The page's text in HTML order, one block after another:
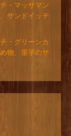
・マッサマン
サンドイッチ
・グリーンカ
物、里芋のサ